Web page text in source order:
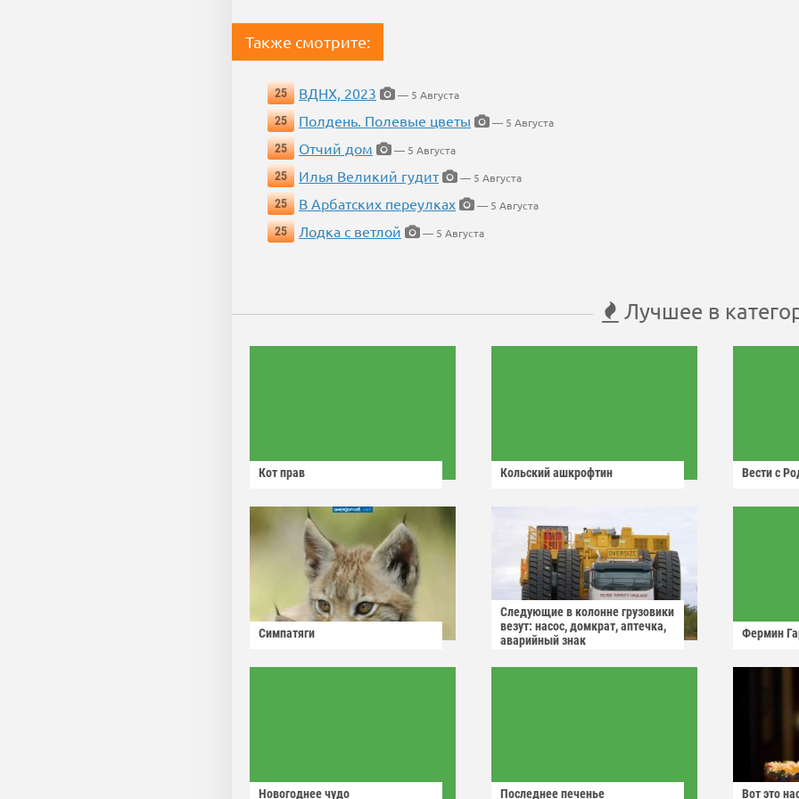
Также смотрите:
25 ВДНХ, 2023
— 5 Августа
25
Полдень. Полевые цветы
— 5 Августа
25
Отчий дом
— 5 Августа
25
Илья Великий гудит
— 5 Августа
25
В Арбатских переулках
— 5 Августа
25
Лодка с ветлой — 5 Августа
Лучшее в
Кот прав Кольский ашкрофтин Вести с
Симпатяги
Следующие в колонне грузовики
везут: насос, домкрат, аптечка,
аварийный знак
Фермин
Новогоднее чудо Последнее печенье Вот это